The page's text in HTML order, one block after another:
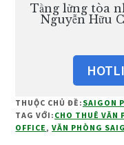
Tầng lửng tòa
Nguyễn Hữu
THUỘC CHỦ ĐỀ: SAIGON
TAG VỚI: CHO THUÊ VĂN
OFFICE ,VĂN PHÒNG